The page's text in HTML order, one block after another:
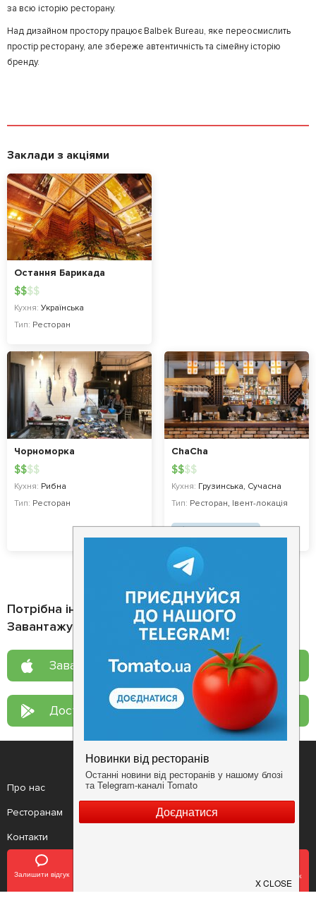
Залишити відгук Забронировать столик
за всю історію ресторану.
Над дизайном простору працює Balbek Bureau, яке переосмислить
простір ресторану, але збереже автентичність та сімейну історію
бренду.
Заклади з акціями
Остання Барикада
Кухня: Українська
Тип: Ресторан
$$$$
Чорноморка
Кухня: Рибна
Тип: Ресторан
$$$$
ChaCha
Кухня: Грузинська, Сучасна
Тип: Ресторан, Івент-локація
$$$$
Потрібна інформація про заклад?
Завантажуйте додаток!
Завантажте у App Store
Доступно у Google Play
Про нас
Ресторанам
Контакти
Куди піти
Рецепт дня
Новини